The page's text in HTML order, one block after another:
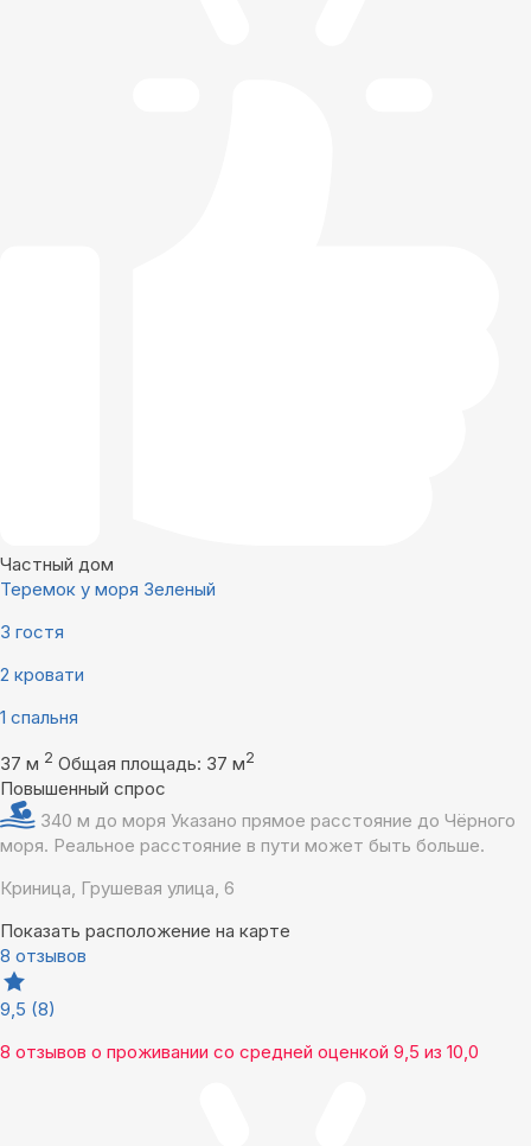
Частный дом
Теремок у моря Зеленый
3 гостя
2 кровати
1 спальня
37 м 2 Общая площадь: 37 м2
Повышенный спрос
340 м до моря Указано прямое расстояние до Чёрного
моря. Реальное расстояние в пути может быть больше.
Криница, Грушевая улица, 6
Показать расположение на карте
8 отзывов
9,5 (8)
8 отзывов о проживании со средней оценкой 9,5 из 10,0